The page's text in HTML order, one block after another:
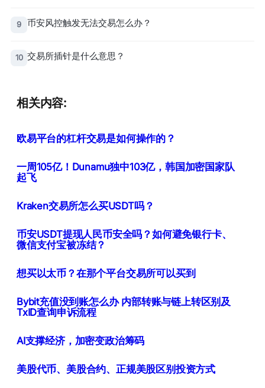
9 币安风控触发无法交易怎么办？
10 交易所插针是什么意思？
相关内容:
欧易平台的杠杆交易是如何操作的？
一周105亿！Dunamu独中103亿，韩国加密国家队
起飞
Kraken交易所怎么买USDT吗？
币安USDT提现人民币安全吗？如何避免银行卡、
微信支付宝被冻结？
想买以太币？在那个平台交易所可以买到
Bybit充值没到账怎么办 内部转账与链上转区别及
TxID查询申诉流程
AI支撑经济，加密变政治筹码
美股代币、美股合约、正规美股区别投资方式